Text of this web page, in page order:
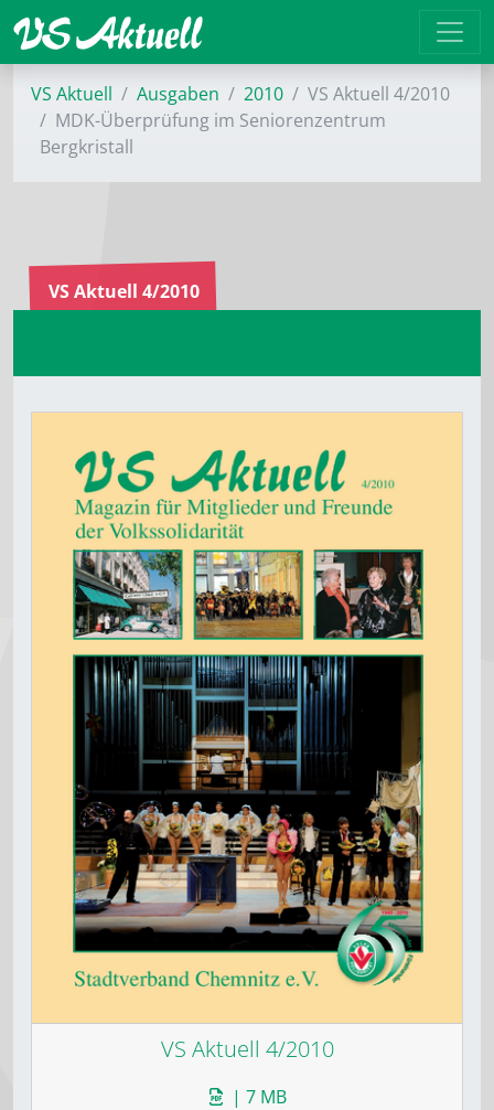
VS Aktuell Ausgaben 2010
VS Aktuell 4/2010
MDK-Überprüfung im Seniorenzentrum
Bergkristall
VS Aktuell 4/2010
VS Aktuell 4/2010
| 7 MB